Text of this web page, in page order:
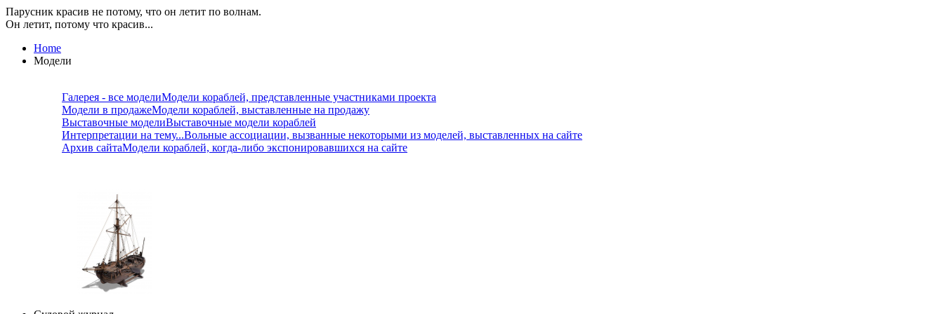
Парусник красив не потому, что он летит по волнам.
Он летит, потому что красив...
Home
Модели
Галерея - все моделиМодели кораблей, представленные участниками проекта
Модели в продажеМодели кораблей, выставленные на продажу
Выставочные моделиВыставочные модели кораблей
Интерпретации на тему...Вольные ассоциации, вызванные некоторыми из моделей, выставленных на сайте
Архив сайтаМодели кораблей, когда-либо экспонировавшихся на сайте